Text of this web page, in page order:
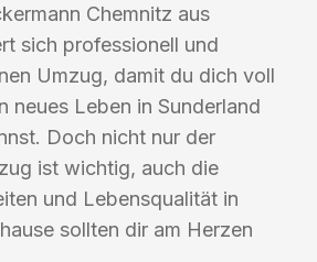
Chemnitz aus
sich professionell und
Umzug, damit du dich voll
neues Leben in Sunderland
Doch nicht nur der
ist wichtig, auch die
und Lebensqualität in
sollten dir am Herzen